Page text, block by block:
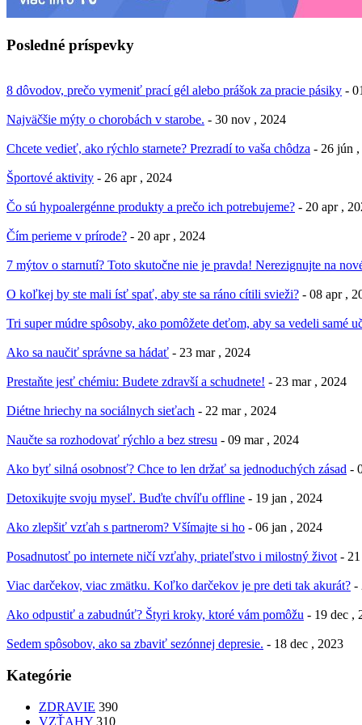
Posledné príspevky
8 dôvodov, prečo vymeniť prací gél alebo prášok za pracie pásiky -
Najväčšie mýty o chorobách v starobe. - 30 nov , 2024
Chcete vedieť, ako rýchlo starnete? Prezradí to vaša chôdza - 26 jún ,
Športové aktivity - 26 apr , 2024
Čo sú hypoalergénne produkty a prečo ich potrebujeme? - 20 apr ,
Čím perieme v prírode? - 20 apr , 2024
7 mýtov o starnutí? Toto skutočne nie je pravda! Nerezignujte na
O koľkej by ste mali ísť spať, aby ste sa ráno cítili svieži? - 08 apr ,
Tri super múdre spôsoby, ako pomôžete deťom, aby sa vedeli samé
Ako sa naučiť správne sa hádať - 23 mar , 2024
Prestaňte jesť chémiu: Budete zdravší a schudnete! - 23 mar , 2024
Diétne hriechy na sociálnych sieťach - 22 mar , 2024
Naučte sa rozhodovať rýchlo a bez stresu - 09 mar , 2024
Ako byť silná osobnosť? Chce to len držať sa jednoduchých zásad -
Detoxikujte svoju myseľ. Buďte chvíľu offline - 19 jan , 2024
Ako zlepšiť vzťah s partnerom? Všímajte si ho - 06 jan , 2024
Posadnutosť po internete ničí vzťahy, priateľstvo i milostný život -
Viac darčekov, viac zmätku. Koľko darčekov je pre deti tak akurát? -
Ako odpustiť a zabudnúť? Štyri kroky, ktoré vám pomôžu - 19 dec ,
Sedem spôsobov, ako sa zbaviť sezónnej depresie. - 18 dec , 2023
Kategórie
ZDRAVIE 390
VZŤAHY 310